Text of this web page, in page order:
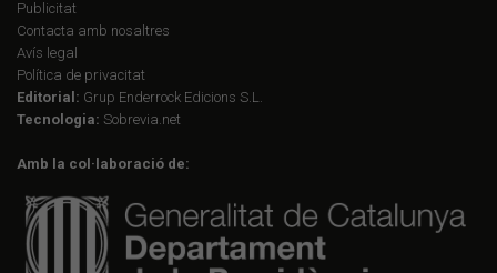
Publicitat
Contacta amb nosaltres
Avís legal
Política de privacitat
Editorial: Grup Enderrock Edicions S.L.
Tecnologia: Sobrevia.net
Amb la col·laboració de: